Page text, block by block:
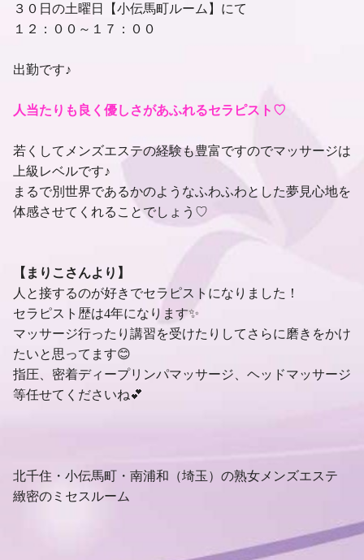
３０日の土曜日【小伝馬町ルーム】にて
１２：００～１７：００
出勤です♪
人当たりも良く優しさがあふれるセラピスト♡
若くしてメンズエステの経験も豊富ですのでマッサージは
上級レベルです♪
まるで別世界であるかのようなふわふわとした夢見心地を
体感させてくれることでしょう♡
【まりこさんより】
人と接するのが好きでセラピストになりました！
セラピスト歴は4年になります✨
マッサージ行ったり講習を受けたりしてさらに磨きをかけ
たいと思ってます😊
指圧、密着ディープリンパマッサージ、ヘッドマッサージ
等任せてくださいね💕
北千住・小伝馬町・南浦和（埼玉）の熟女メンズエステ
緻密のミセスルーム